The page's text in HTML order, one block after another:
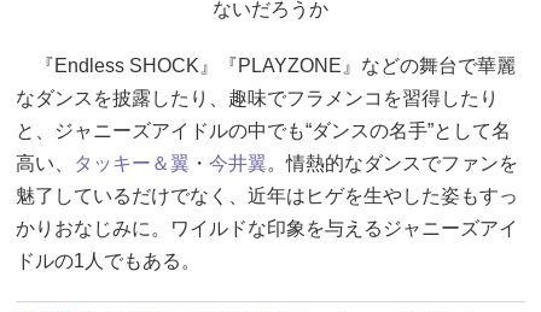
ないだろうか
『Endless SHOCK』『PLAYZONE』などの舞台で華麗
なダンスを披露したり、趣味でフラメンコを習得したり
と、ジャニーズアイドルの中でも“ダンスの名手”として名
高い、
タッキー＆翼 ・ 今井翼。情熱的なダンスでファンを
魅了しているだけでなく、近年はヒゲを生やした姿もすっ
かりおなじみに。ワイルドな印象を与えるジャニーズアイ
ドルの1人でもある。